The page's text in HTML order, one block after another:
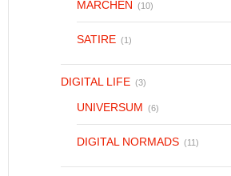
MÄRCHEN (10)
SATIRE (1)
DIGITAL LIFE (3)
UNIVERSUM (6)
DIGITAL NORMADS (11)